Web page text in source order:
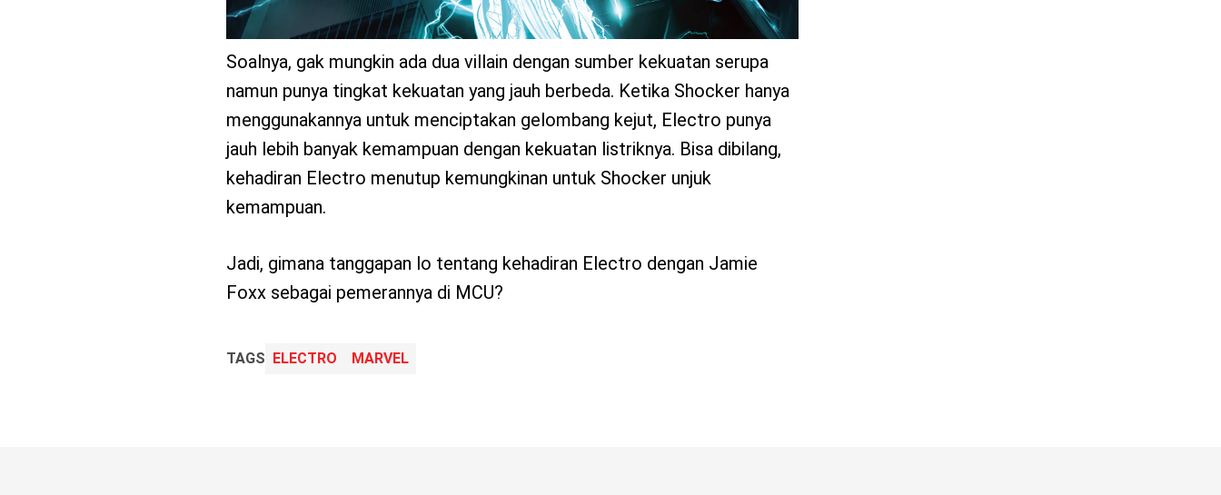
Soalnya, gak mungkin ada dua villain dengan sumber kekuatan serupa
namun punya tingkat kekuatan yang jauh berbeda. Ketika Shocker hanya
menggunakannya untuk menciptakan gelombang kejut, Electro punya
jauh lebih banyak kemampuan dengan kekuatan listriknya. Bisa dibilang,
kehadiran Electro menutup kemungkinan untuk Shocker unjuk
kemampuan.
Jadi, gimana tanggapan lo tentang kehadiran Electro dengan Jamie
Foxx sebagai pemerannya di MCU?
TAGS ELECTRO MARVEL